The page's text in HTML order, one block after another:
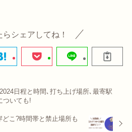
らシェアしてね！
日程と時間､打ち上げ場所､最寄駅
ついても!
こ?時間帯と禁止場所も